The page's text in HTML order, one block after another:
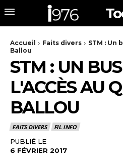
Accueil Faits divers
STM : Un
Ballou
STM : UN
L'ACCÈS AU
BALLOU
FAITS DIVERS FIL INFO
PUBLIÉ LE
6 FÉVRIER 2017